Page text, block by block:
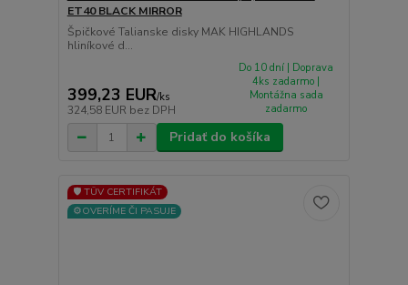
ET40 BLACK MIRROR
Špičkové Talianske disky MAK HIGHLANDS
hliníkové d...
399,23 EUR/ks
324,58 EUR bez DPH
Do 10 dní | Doprava
4ks zadarmo |
Montážna sada
zadarmo
Pridať do košíka
🛡️ TÜV CERTIFIKÁT
⚙️OVERÍME ČI PASUJE